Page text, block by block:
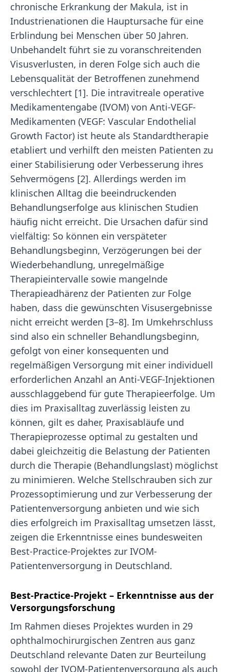
chronische Erkrankung der Makula, ist in
Industrienationen die Hauptursache für eine
Erblindung bei Menschen über 50 Jahren.
Unbehandelt führt sie zu voranschreitenden
Visusverlusten, in deren Folge sich auch die
Lebensqualität der Betroffenen zunehmend
verschlechtert [1]. Die intravitreale operative
Medikamentengabe (IVOM) von Anti-VEGF-
Medikamenten (VEGF: Vascular Endothelial
Growth Factor) ist heute als Standardtherapie
etabliert und verhilft den meisten Patienten zu
einer Stabilisierung oder Verbesserung ihres
Sehvermögens [2]. Allerdings werden im
klinischen Alltag die beeindruckenden
Behandlungserfolge aus klinischen Studien
häufig nicht erreicht. Die Ursachen dafür sind
vielfältig: So können ein verspäteter
Behandlungsbeginn, Verzögerungen bei der
Wiederbehandlung, unregelmäßige
Therapieintervalle sowie mangelnde
Therapieadhärenz der Patienten zur Folge
haben, dass die gewünschten Visusergebnisse
nicht erreicht werden [3–8]. Im Umkehrschluss
sind also ein schneller Behandlungsbeginn,
gefolgt von einer konsequenten und
regelmäßigen Versorgung mit einer individuell
erforderlichen Anzahl an Anti-VEGF-Injektionen
ausschlaggebend für gute Therapieerfolge. Um
dies im Praxisalltag zuverlässig leisten zu
können, gilt es daher, Praxisabläufe und
Therapieprozesse optimal zu gestalten und
dabei gleichzeitig die Belastung der Patienten
durch die Therapie (Behandlungslast) möglichst
zu minimieren. Welche Stellschrauben sich zur
Prozessoptimierung und zur Verbesserung der
Patientenversorgung anbieten und wie sich
dies erfolgreich im Praxisalltag umsetzen lässt,
zeigen die Erkenntnisse eines bundesweiten
Best-Practice-Projektes zur IVOM-
Patientenversorgung in Deutschland.
Best-Practice-Projekt – Erkenntnisse aus der
Versorgungsforschung
Im Rahmen dieses Projektes wurden in 29
ophthalmochirurgischen Zentren aus ganz
Deutschland relevante Daten zur Beurteilung
sowohl der IVOM-Patientenversorgung als auch